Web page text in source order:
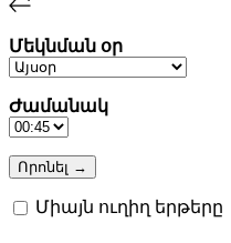
Մեկնման օր
Ժամանակ
Միայն ուղիղ երթերը